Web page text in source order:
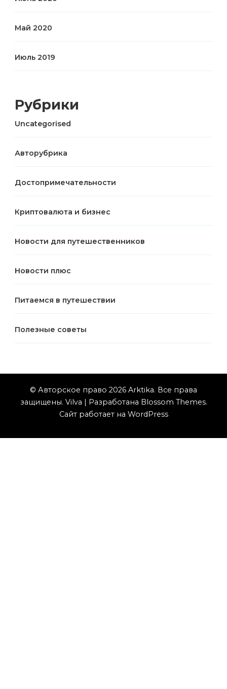
Май 2020
Июль 2019
Рубрики
Uncategorised
Авторубрика
Достопримечательности
Криптовалюта и бизнес
Новости для путешественников
Новости плюс
Питаемся в путешествии
Полезные советы
© Авторское право 2026 Arktika. Все права
защищены. Vilva | Разработана Blossom Themes.
Сайт работает на WordPress